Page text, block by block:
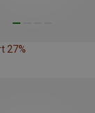
27%